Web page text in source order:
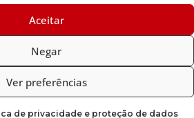
Aceitar
Negar
Ver preferências
de privacidade e proteção de dados